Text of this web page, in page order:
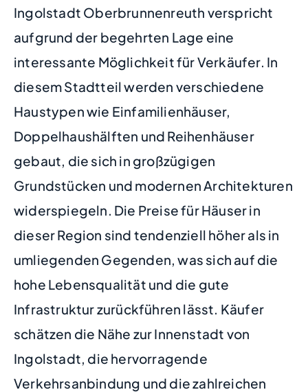
Ingolstadt Oberbrunnenreuth verspricht
aufgrund der begehrten Lage eine
interessante Möglichkeit für Verkäufer. In
diesem Stadtteil werden verschiedene
Haustypen wie Einfamilienhäuser,
Doppelhaushälften und Reihenhäuser
gebaut, die sich in großzügigen
Grundstücken und modernen Architekturen
widerspiegeln. Die Preise für Häuser in
dieser Region sind tendenziell höher als in
umliegenden Gegenden, was sich auf die
hohe Lebensqualität und die gute
Infrastruktur zurückführen lässt. Käufer
schätzen die Nähe zur Innenstadt von
Ingolstadt, die hervorragende
Verkehrsanbindung und die zahlreichen